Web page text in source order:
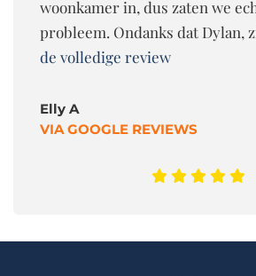
woonkamer in, dus zaten we
probleem. Ondanks dat Dylan,
de volledige review
Elly A
VIA GOOGLE REVIEWS